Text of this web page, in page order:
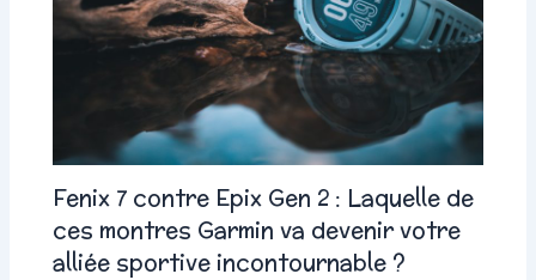
Fenix 7 contre Epix Gen 2 : Laquelle de
ces montres Garmin va devenir votre
alliée sportive incontournable ?